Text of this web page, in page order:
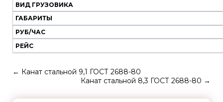
ВИД ГРУЗОВИКА
ГАБАРИТЫ
РУБ/ЧАС
РЕЙС
← Канат стальной 9,1 ГОСТ 2688-80
Канат стальной 8,3 ГОСТ 2688-80 →